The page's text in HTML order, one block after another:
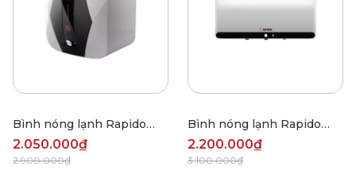
Bình nóng lạnh Rapido
SD20L
2.050.000₫
2.900.000₫
Bình nóng lạnh Rapido
HE30L
2.200.000₫
3.100.000₫